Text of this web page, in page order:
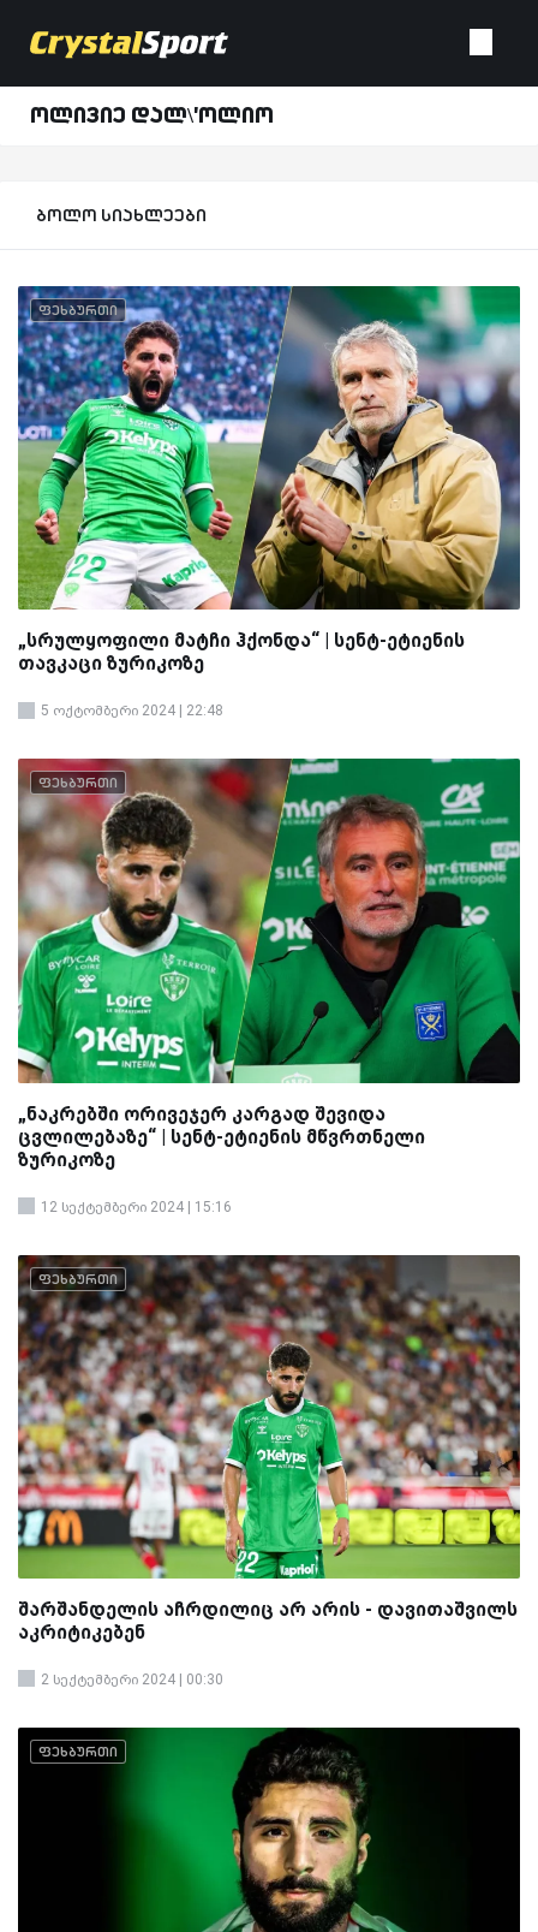
ოლივიე დალ\'ოლიო
ბოლო სიახლეები
ფეხბურთი
„სრულყოფილი მატჩი ჰქონდა“ | სენტ-ეტიენის
თავკაცი ზურიკოზე
5 ოქტომბერი 2024 | 22:48
ფეხბურთი
„ნაკრებში ორივეჯერ კარგად შევიდა
ცვლილებაზე“ | სენტ-ეტიენის მწვრთნელი
ზურიკოზე
12 სექტემბერი 2024 | 15:16
ფეხბურთი
შარშანდელის აჩრდილიც არ არის - დავითაშვილს
აკრიტიკებენ
2 სექტემბერი 2024 | 00:30
ფეხბურთი